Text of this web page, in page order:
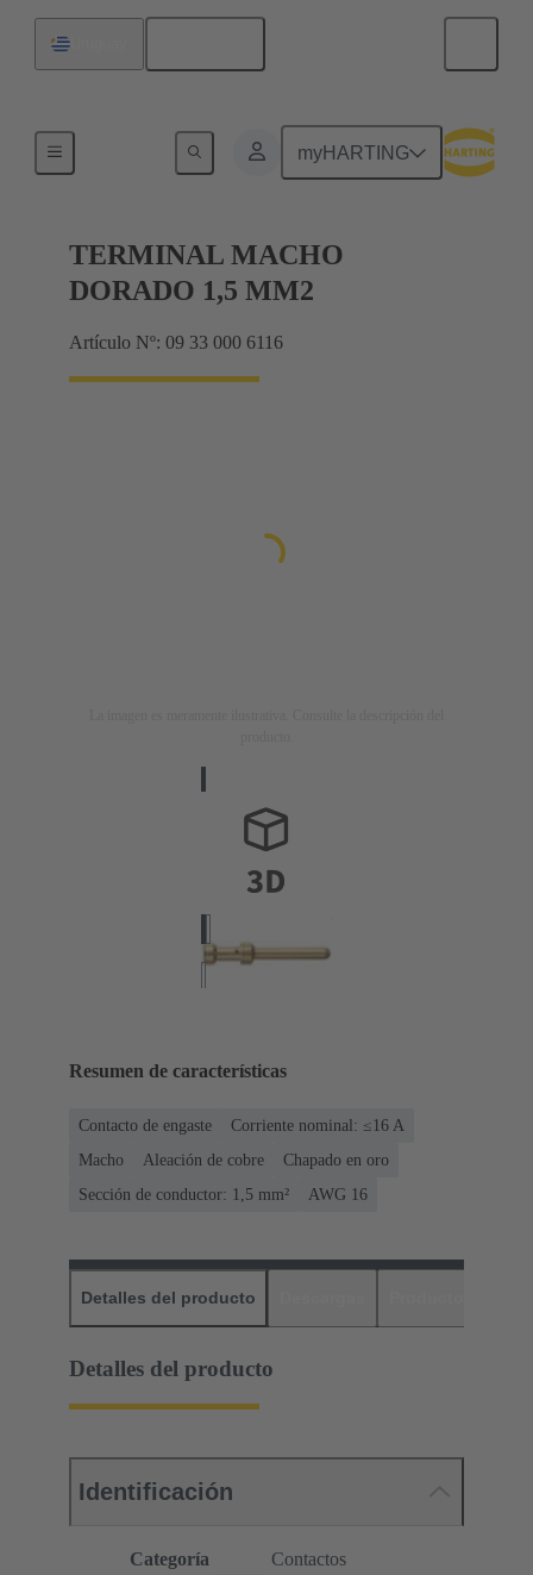
myHARTING
TERMINAL MACHO
DORADO 1,5 MM2
Artículo Nº: 09 33 000 6116
Resumen de características
Contacto de engaste
Corriente nominal: ≤16 A
Macho
Aleación de cobre
Chapado en oro
Sección de conductor: 1,5 mm²
AWG 16
Detalles del producto
Detalles del producto
Identificación
Categoría Contactos